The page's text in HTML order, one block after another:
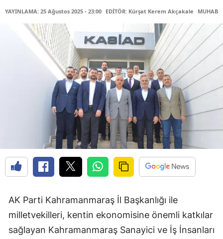
YAYINLAMA: 25 Ağustos 2025 - 23:00 EDİTÖR: Kürşat Kerem Akçakale
AK Parti Kahramanmaraş İl Başkanlığı ile
milletvekilleri, kentin ekonomisine önemli katkılar
sağlayan Kahramanmaraş Sanayici ve İş İnsanları